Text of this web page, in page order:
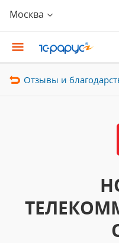
Москва
Отзывы и